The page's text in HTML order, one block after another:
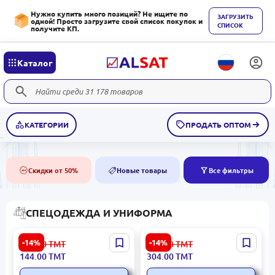
Нужно купить много позиций? Не ищите по
одной! Просто загрузите свой список покупок и
получите КП.
ЗАГРУЗИТЬ
СПИСОК
Каталог
КАТЕГОРИИ ПРОДАТЬ ОПТОМ
50% Скидки от 50% NEW Новые товары Все фильтры
СПЕЦОДЕЖДА И УНИФОРМА
-14%
Saraýan SRN-6001-PO |
Футболка с коротким
рукавом дышащая ткань
168.00ТМТ
144.00ТМТ
-14%
Saraýan SRN-6200-PO |
Медицинский халат из
прочной гигиеничной
ткани
356.00ТМТ
304.00ТМТ